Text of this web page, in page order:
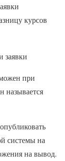
курсов
заявки
при
называется
системы на
на вывод.